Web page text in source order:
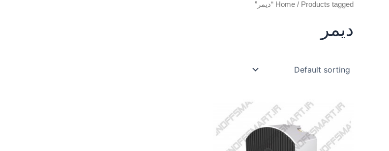
Home / Products tagged “دیمر”
دیمر